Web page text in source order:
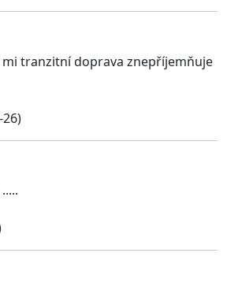
tranzitní doprava znepříjemňuje